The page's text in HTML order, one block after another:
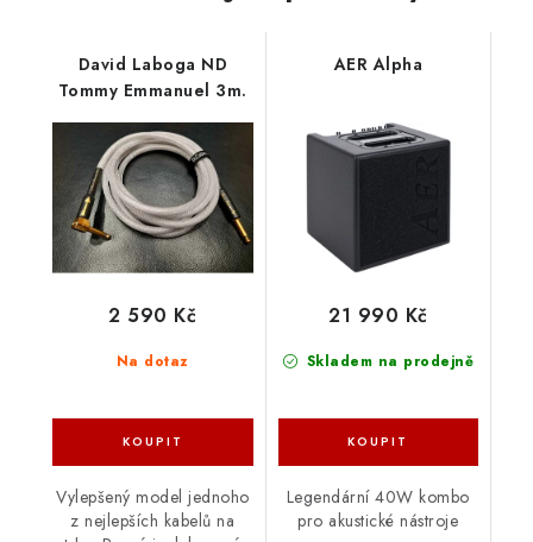
David Laboga ND
Tommy Emmanuel 3m.
Na dotaz
2 590 Kč
Vylepšený model jednoho
z nejlepších kabelů na
AER Alpha
Skladem na prodejně
21 990 Kč
Legendární 40W kombo
pro akustické nástroje